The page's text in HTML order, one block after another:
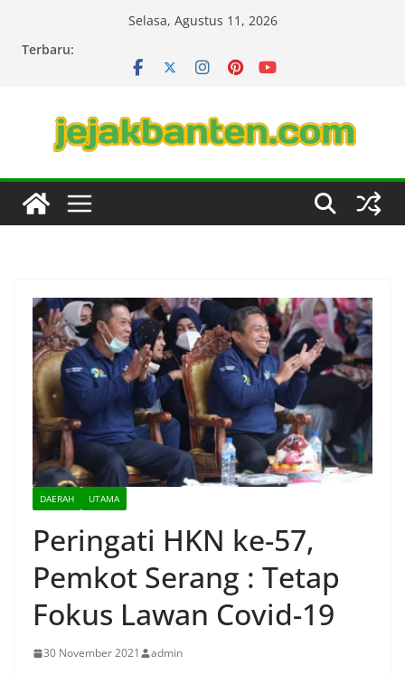
Selasa, Agustus 11, 2026
Terbaru:
DAERAH UTAMA
Peringati HKN ke-57,
Pemkot Serang : Tetap
Fokus Lawan Covid-19
30 November 2021 admin